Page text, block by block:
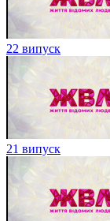
22 випуск
21 випуск